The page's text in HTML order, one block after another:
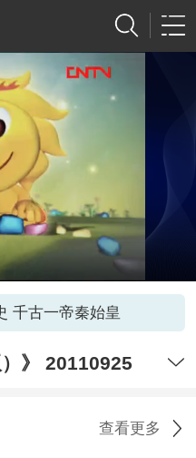
千古一帝秦始皇
）》 20110925
查看更多